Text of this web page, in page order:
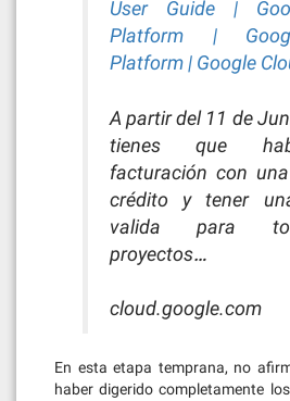
User Guide |
Platform |
Platform | Google
A partir del 11 de
tienes que
facturación con
crédito y tener
valida para
proyectos…
cloud.google.com
En esta etapa temprana, no
haber digerido completamente